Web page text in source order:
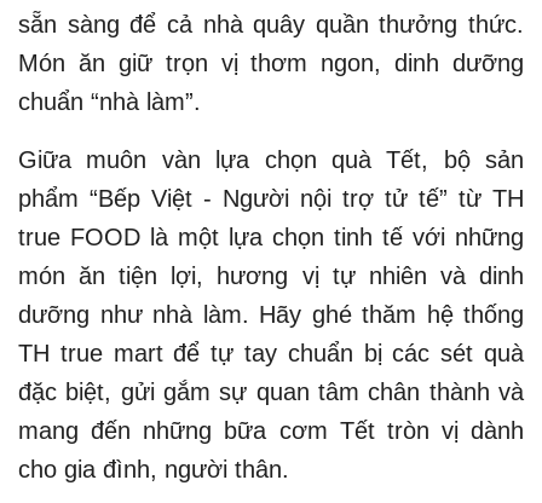
sẵn sàng để cả nhà quây quần thưởng thức.
Món ăn giữ trọn vị thơm ngon, dinh dưỡng
chuẩn “nhà làm”.
Giữa muôn vàn lựa chọn quà Tết, bộ sản
phẩm “Bếp Việt - Người nội trợ tử tế” từ TH
true FOOD là một lựa chọn tinh tế với những
món ăn tiện lợi, hương vị tự nhiên và dinh
dưỡng như nhà làm. Hãy ghé thăm hệ thống
TH true mart để tự tay chuẩn bị các sét quà
đặc biệt, gửi gắm sự quan tâm chân thành và
mang đến những bữa cơm Tết tròn vị dành
cho gia đình, người thân.